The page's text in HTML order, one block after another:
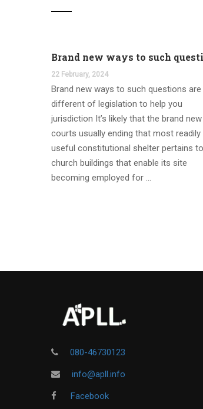
22 February, 2024
Brand new ways to such questions are
different of legislation to help you
jurisdiction It’s likely that the brand new
courts usually ending that most readily
useful constitutional shelter pertains to
church buildings that enable its site
becoming employed for …
080-46730123
info@apll.info
Facebook